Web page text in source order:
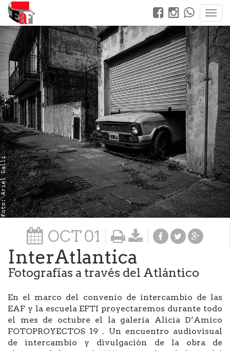
Foto: Ariel Galli
OCT01
InterAtlantica
Fotografías a través del Atlántico
En el marco del convenio de intercambio de las
EAF y la escuela EFTI proyectaremos durante todo
el mes de octubre el la galería Alicia D’Amico
FOTOPROYECTOS 19 . Un encuentro audiovisual
de intercambio y divulgación de la obra de